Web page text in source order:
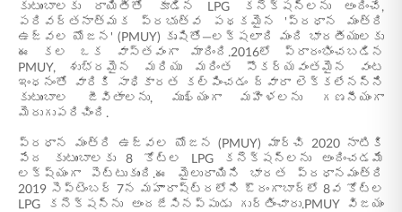
కుటుంబాలకు రాయితీతో కూడిన LPG కనెక్షన్లను అందించే,
పరివర్తనాత్మక ప్రభుత్వ పథకమైన 'ప్రధాన మంత్రి
ఉజ్వల యోజన' (PMUY) కృషితో—లక్షలాది మంది భారతీయులకు
ఈ కల ఒక వాస్తవంగా మారింది.2016లో ప్రారంభించబడిన
PMUY, శుభ్రమైన మరియు మరింత సౌకర్యవంతమైన వంట
ఇంధనంతో వారికి సాధికారత కల్పించడం ద్వారా లెక్కలేనన్ని
కుటుంబాల జీవితాలను, ముఖ్యంగా మహిళలను గణనీయంగా
మెరుగుపరిచింది.
ప్రధాన మంత్రి ఉజ్వల యోజన (PMUY) మార్చి 2020 నాటికి
పేద కుటుంబాలకు 8 కోట్ల LPG కనెక్షన్‌లను అందించడమే
లక్ష్యంగా పెట్టుకుంది.ఈ మైలురాయిని భారత ప్రధానమంత్రి
2019 సెప్టెంబర్ 7న మహారాష్ట్రలోని ఔరంగాబాద్‌లో 8వ కోట్ల
LPG కనెక్షన్‌ను అందజేసినప్పుడు గుర్తించారు.PMUY విజయం